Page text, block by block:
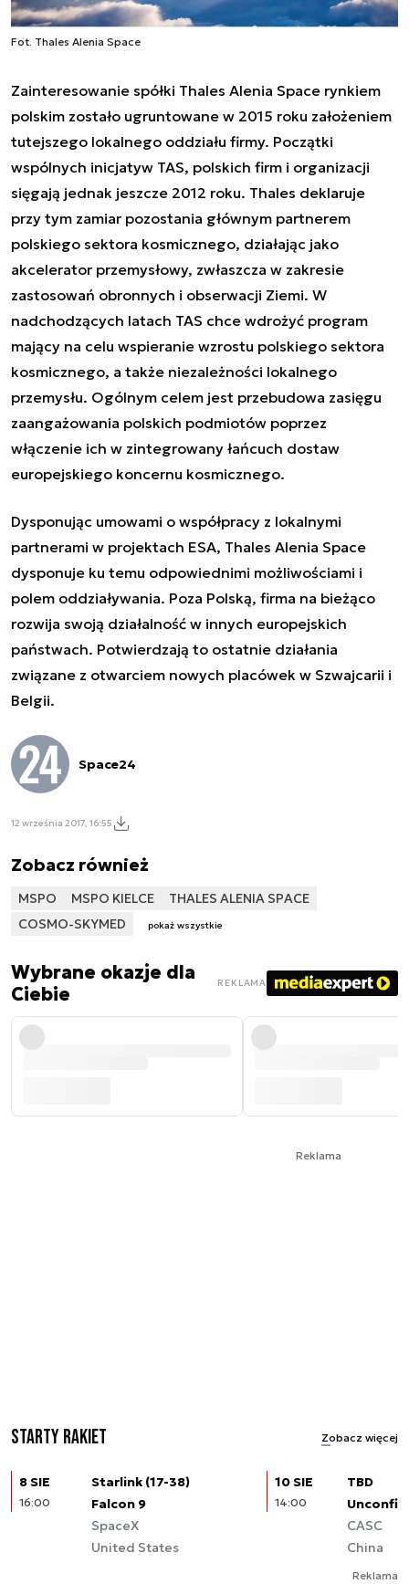
Fot. Thales Alenia Space
Zainteresowanie spółki Thales Alenia Space rynkiem
polskim zostało ugruntowane w 2015 roku założeniem
tutejszego lokalnego oddziału firmy. Początki
wspólnych inicjatyw TAS, polskich firm i organizacji
sięgają jednak jeszcze 2012 roku. Thales deklaruje
przy tym zamiar pozostania głównym partnerem
polskiego sektora kosmicznego, działając jako
akcelerator przemysłowy, zwłaszcza w zakresie
zastosowań obronnych i obserwacji Ziemi. W
nadchodzących latach TAS chce wdrożyć program
mający na celu wspieranie wzrostu polskiego sektora
kosmicznego, a także niezależności lokalnego
przemysłu. Ogólnym celem jest przebudowa zasięgu
zaangażowania polskich podmiotów poprzez
włączenie ich w zintegrowany łańcuch dostaw
europejskiego koncernu kosmicznego.
Dysponując umowami o współpracy z lokalnymi
partnerami w projektach ESA, Thales Alenia Space
dysponuje ku temu odpowiednimi możliwościami i
polem oddziaływania. Poza Polską, firma na bieżąco
rozwija swoją działalność w innych europejskich
państwach. Potwierdzają to ostatnie działania
związane z otwarciem nowych placówek w Szwajcarii i
Belgii.
Space24
12 września 2017, 16:55
Zobacz również
MSPO MSPO KIELCE
THALES ALENIA SPACE
COSMO-SKYMED
pokaż wszystkie
Wybrane okazje dla
Ciebie
REKLAMA
Reklama
Starty rakiet Zobacz więcej
8 SIE
16:00
Starlink (17-38)
Falcon 9
SpaceX
United States
10 SIE
14:00
TBD
CASC
China
Reklama